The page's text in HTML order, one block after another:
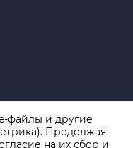
файлы и другие
Продолжая
на их сбор и